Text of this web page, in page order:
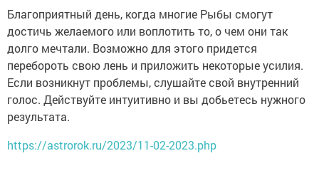
Благоприятный день, когда многие Рыбы смогут
достичь желаемого или воплотить то, о чем они так
долго мечтали. Возможно для этого придется
перебороть свою лень и приложить некоторые усилия.
Если возникнут проблемы, слушайте свой внутренний
голос. Действуйте интуитивно и вы добьетесь нужного
результата.
https://astrorok.ru/2023/11-02-2023.php